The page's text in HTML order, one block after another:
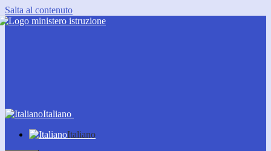
Salta al contenuto
Italiano
Italiano